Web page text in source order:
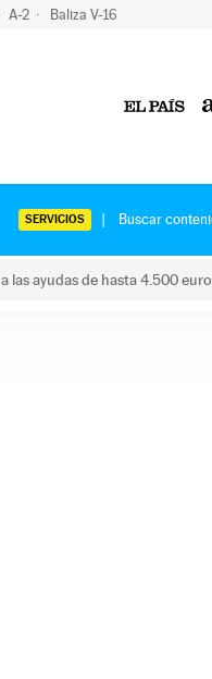
A-2 Baliza V-16
SERVICIOS
las ayudas de hasta 4.500 euro